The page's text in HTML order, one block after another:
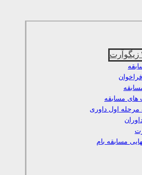
های مسابقه
مرحله اول داوری
مسابقه بام